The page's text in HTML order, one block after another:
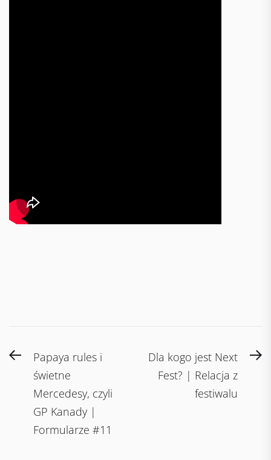
Post
navigation
PreviousPapaya rules i
świetne
Mercedesy, czyli
GP Kanady |
Formularze #11
Dla kogo jest Next
Fest? | Relacja z
festiwalu